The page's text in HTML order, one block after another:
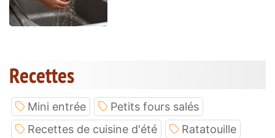
Recettes
Mini entrée
Petits fours salés
Recettes de cuisine d'été
Ratatouille